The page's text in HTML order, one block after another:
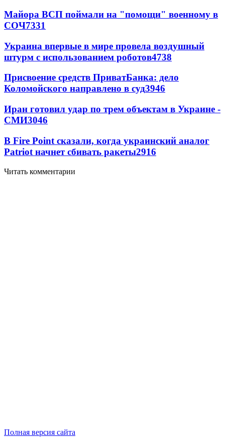
Майора ВСП поймали на "помощи" военному в
СОЧ7331
Украина впервые в мире провела воздушный
штурм с использованием роботов4738
Присвоение средств ПриватБанка: дело
Коломойского направлено в суд3946
Иран готовил удар по трем объектам в Украине -
СМИ3046
В Fire Point сказали, когда украинский аналог
Patriot начнет сбивать ракеты2916
Читать комментарии
Полная версия сайта